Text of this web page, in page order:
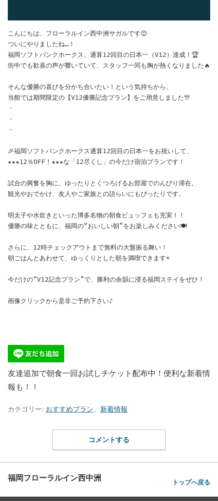
こんにちは、フローラルイン西中洲サガルです😊
ついにやりましたね…！
福岡ソフトバンクホークス、通算12回目の日本一（V12）達成！🏆
街中でも歓喜の声が響いていて、スタッフ一同も胸が熱くなりました🔥
そんな優勝の喜びを分かち合いたい！という気持ちから、
当館では期間限定の【V12優勝記念プラン】をご用意しました🎊
・
・
・
🎉福岡ソフトバンクホークス通算12回目の日本一をお祝いして、
★★★12％OFF！★★★な「12尽くし」の今だけ宿泊プランです！
試合の興奮を胸に、ゆったりとくつろげるお部屋でのんびり滞在。
観光やおでかけ、友人やご家族との語らいにもぴったりです。
明太子や水炊きといった博多名物の朝食ビュッフェも充実！！
優勝の味とともに、福岡の“おいしい朝”をお楽しみください🍽️
さらに、12時チェックアウトまで無料の大盤振る舞い！
朝ごはんとあわせて、ゆっくりとした朝を満喫できます☀️
今だけの“V12記念プラン”で、勝利の余韻に浸る福岡ステイをぜひ！
画像クリックから是非ご予約下さい♪
友達追加で朝食一回お試しチケット配布中！便利な新着情
報も！！
カテゴリー: おすすめプラン 新着情報
コメントする
福岡フローラルイン西中洲 トップへ戻る